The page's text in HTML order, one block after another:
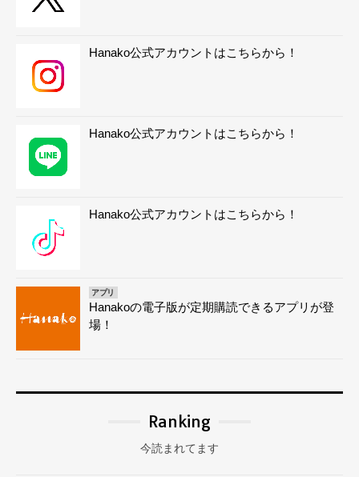
Hanako公式アカウントはこちらから！
Hanako公式アカウントはこちらから！
Hanako公式アカウントはこちらから！
アプリ
Hanakoの電子版が定期購読できるアプリが登
場！
Ranking
今読まれてます